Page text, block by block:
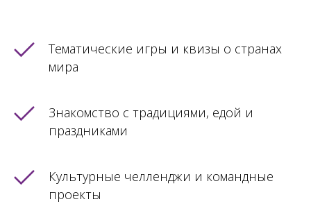
Тематические игры и квизы о странах
мира
Знакомство с традициями, едой и
праздниками
Культурные челленджи и командные
проекты